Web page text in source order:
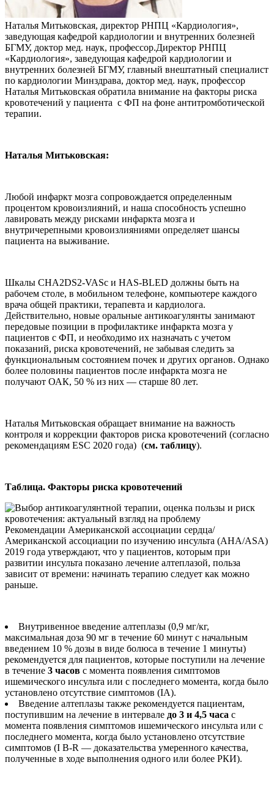
Наталья Митьковская, директор РНПЦ «Кардиология»,
заведующая кафедрой кардиологии и внутренних болезней
БГМУ, доктор мед. наук, профессор.Директор РНПЦ
«Кардиология», заведующая кафедрой кардиологии и
внутренних болезней БГМУ, главный внештатный специалист
по кардиологии Минздрава, доктор мед. наук, профессор
Наталья Митьковская обратила внимание на факторы риска
кровотечений у пациента с ФП на фоне антитромботической
терапии.
Наталья Митьковская:
Любой инфаркт мозга сопровождается определенным
процентом кровоизлияний, и наша способность успешно
лавировать между рисками инфаркта мозга и
внутричерепными кровоизлияниями определяет шансы
пациента на выживание.
Шкалы CHA2DS2-VASс и HAS-BLED должны быть на
рабочем столе, в мобильном телефоне, компьютере каждого
врача общей практики, терапевта и кардиолога.
Действительно, новые оральные антикоагулянты занимают
передовые позиции в профилактике инфаркта мозга у
пациентов с ФП, и необходимо их назначать с учетом
показаний, риска кровотечений, не забывая следить за
функциональным состоянием почек и других органов. Однако
более половины пациентов после инфаркта мозга не
получают ОАК, 50 % из них — старше 80 лет.
Наталья Митьковская обращает внимание на важность
контроля и коррекции факторов риска кровотечений (согласно
рекомендациям ESС 2020 года) (см. таблицу).
Таблица. Факторы риска кровотечений
Рекомендации Американской ассоциации сердца/
Американской ассоциации по изучению инсульта (AHA/ASA)
2019 года утверждают, что у пациентов, которым при
развитии инсульта показано лечение алтеплазой, польза
зависит от времени: начинать терапию следует как можно
раньше.
Внутривенное введение алтеплазы (0,9 мг/кг,
максимальная доза 90 мг в течение 60 минут с начальным
введением 10 % дозы в виде болюса в течение 1 минуты)
рекомендуется для пациентов, которые поступили на лечение
в течение 3 часов с момента появления симптомов
ишемического инсульта или с последнего момента, когда было
установлено отсутствие симптомов (IA).
Введение алтеплазы также рекомендуется пациентам,
поступившим на лечение в интервале до 3 и 4,5 часа с
момента появления симптомов ишемического инсульта или с
последнего момента, когда было установлено отсутствие
симптомов (I B-R — доказательства умеренного качества,
полученные в ходе выполнения одного или более РКИ).